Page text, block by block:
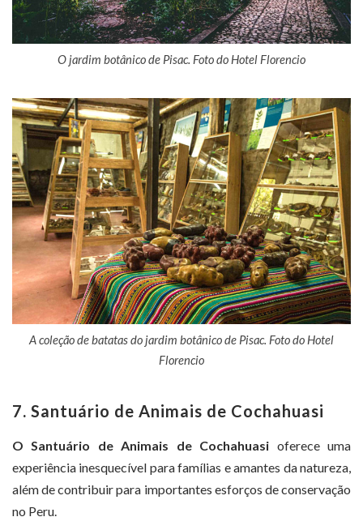
O jardim botânico de Pisac. Foto do Hotel Florencio
A coleção de batatas do jardim botânico de Pisac. Foto do Hotel
Florencio
7. Santuário de Animais de Cochahuasi
O Santuário de Animais de Cochahuasi oferece uma
experiência inesquecível para famílias e amantes da natureza,
além de contribuir para importantes esforços de conservação
no Peru.